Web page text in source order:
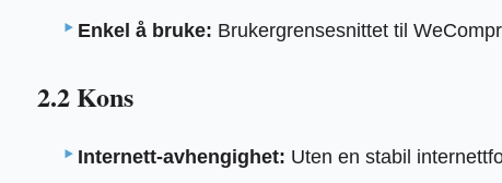
Enkel å bruke: Brukergrensesnittet til
2.2 Kons
Internett-avhengighet: Uten en stabil